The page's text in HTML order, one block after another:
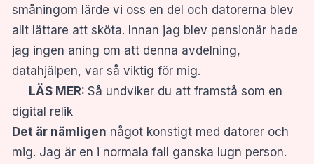
småningom lärde vi oss en del och datorerna blev
allt lättare att sköta. Innan jag blev pensionär hade
jag ingen aning om att denna avdelning,
datahjälpen, var så viktig för mig.
LÄS MER: Så undviker du att framstå som en
digital relik
Det är nämligen något konstigt med datorer och
mig. Jag är en i normala fall ganska lugn person.